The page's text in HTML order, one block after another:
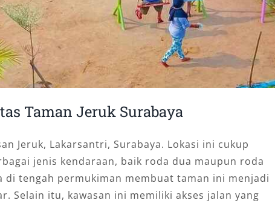
Taman Jeruk Surabaya
Jeruk, Lakarsantri, Surabaya. Lokasi ini cukup
jenis kendaraan, baik roda dua maupun roda
di tengah permukiman membuat taman ini menjadi
Selain itu, kawasan ini memiliki akses jalan yang